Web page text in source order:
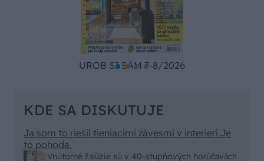
UROB SI SÁM 7-8/2026
KDE SA DISKUTUJE
Vnútorné žalúzie sú v 40-stupňových horúčavách
Ja som to riešil tieniacimi závesmi v interieri.Je
to pohoda.